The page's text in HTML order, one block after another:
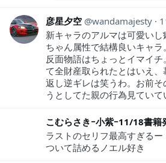
彦星夕空 wandamajesty
新キャラのアルマは可愛い
ちゃん属性で結構良いキャラ。
反面物語はちょっとイマイ
て全財産取られたとはいえ
返し逆ギレは笑うわ。お前
うとしてた親の行為見ていて
こむらさきｰ小紫ｰ11/18書籍
ラストのセリフ最高すぎる
ついて詰めるノエル好き